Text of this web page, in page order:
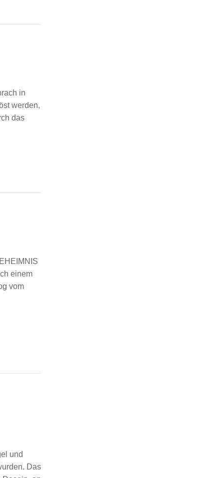
in
werden,
das
einem
vom
und
Das